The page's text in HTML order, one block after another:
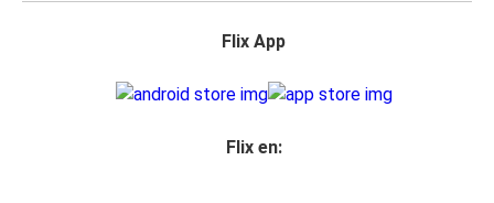
Flix App
Flix en: